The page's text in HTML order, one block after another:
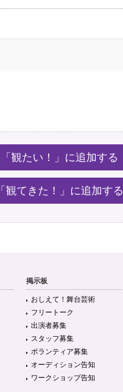
「観たい！」に追加する
「観てきた！」に追加する
掲示板
おしえて！舞台芸術
フリートーク
出演者募集
スタッフ募集
ボランティア募集
オーディション告知
ワークショップ告知